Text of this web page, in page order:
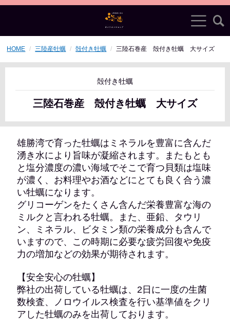
HOME 三陸産牡蠣 殻付き牡蠣 三陸石巻産 殻付き牡蠣 大サイズ
殻付き牡蠣
三陸石巻産 殻付き牡蠣 大サイズ
雄勝湾で育った牡蠣はミネラルを豊富に含んだ
湧き水により旨味が凝縮されます。またもとも
と塩分濃度の濃い海域でそこで育つ貝類は塩味
が濃く、お料理やお酒などにとても良く合う濃
い牡蠣になります。
グリコーゲンをたくさん含んだ栄養豊富な海の
ミルクと言われる牡蠣。また、亜鉛、タウリ
ン、ミネラル、ビタミン類の栄養成分も含んで
いますので、この時期に必要な疲労回復や免疫
力の増加などの効果が期待されます。
【安全安心の牡蠣】
弊社の出荷している牡蠣は、2日に一度の生菌
数検査、ノロウイルス検査を行い基準値をクリ
アした牡蠣のみを出荷しております。